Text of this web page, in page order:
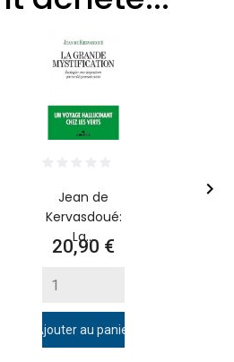
Jean de
Kervasdoué:
La...
Prix
20,90 €
Ajouter au panier
